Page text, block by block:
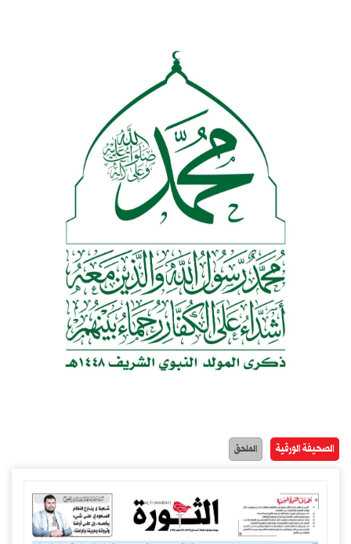
الصحيفة الورقية الملحق